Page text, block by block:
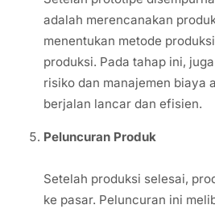
adalah merencanakan
menentukan metode
produksi. Pada tahap ini,
risiko dan manajemen biaya
berjalan lancar dan efisien.
Peluncuran Produk
Setelah produksi selesai,
ke pasar. Peluncuran ini